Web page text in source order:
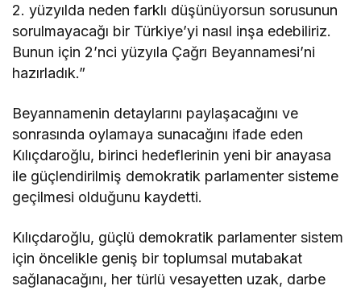
2. yüzyılda neden farklı düşünüyorsun sorusunun
sorulmayacağı bir Türkiye’yi nasıl inşa edebiliriz.
Bunun için 2’nci yüzyıla Çağrı Beyannamesi’ni
hazırladık.”
Beyannamenin detaylarını paylaşacağını ve
sonrasında oylamaya sunacağını ifade eden
Kılıçdaroğlu, birinci hedeflerinin yeni bir anayasa
ile güçlendirilmiş demokratik parlamenter sisteme
geçilmesi olduğunu kaydetti.
Kılıçdaroğlu, güçlü demokratik parlamenter sistem
için öncelikle geniş bir toplumsal mutabakat
sağlanacağını, her türlü vesayetten uzak, darbe